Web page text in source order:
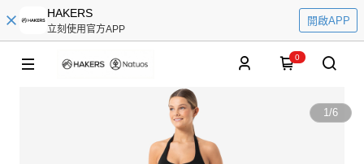
HAKERS
立刻使用官方APP
開啟APP
0
1/6